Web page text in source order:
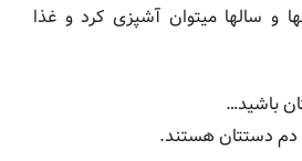
و سالها میتوان آشپزی کرد و غذا
باشید…
دم دستتان هستند.